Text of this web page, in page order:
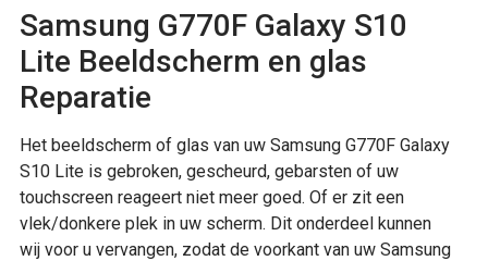
Samsung G770F Galaxy S10
Lite Beeldscherm en glas
Reparatie
Het beeldscherm of glas van uw Samsung G770F Galaxy
S10 Lite is gebroken, gescheurd, gebarsten of uw
touchscreen reageert niet meer goed. Of er zit een
vlek/donkere plek in uw scherm. Dit onderdeel kunnen
wij voor u vervangen, zodat de voorkant van uw Samsung